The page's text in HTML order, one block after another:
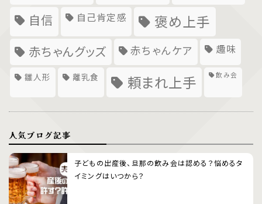
自信
自己肯定感 褒め上手
赤ちゃんグッズ 赤ちゃんケア 趣味
雛人形 離乳食 頼まれ上手 飲み会
人気ブログ記事
子どもの出産後、旦那の飲み会は認める？悩めるタ
イミングはいつから？